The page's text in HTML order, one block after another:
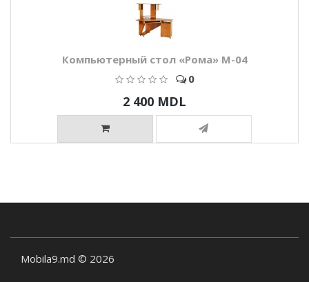
Компьютерный стол «Рома» M-04
0
2 400 MDL
Mobila9.md © 2026